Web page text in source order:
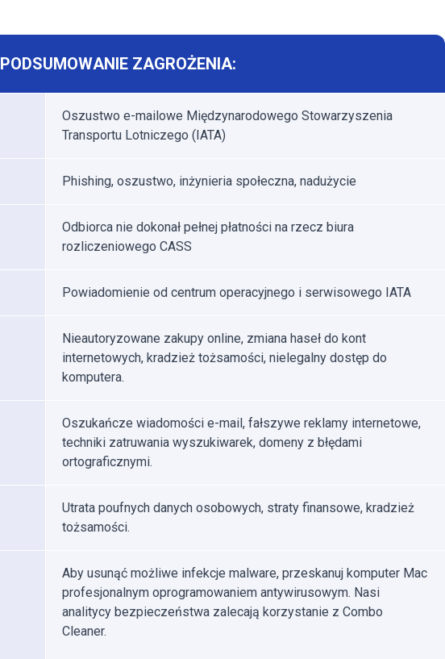
PODSUMOWANIE ZAGROŻENIA:
Oszustwo e-mailowe Międzynarodowego Stowarzyszenia
Transportu Lotniczego (IATA)
Phishing, oszustwo, inżynieria społeczna, nadużycie
Odbiorca nie dokonał pełnej płatności na rzecz biura
rozliczeniowego CASS
Powiadomienie od centrum operacyjnego i serwisowego IATA
Nieautoryzowane zakupy online, zmiana haseł do kont
internetowych, kradzież tożsamości, nielegalny dostęp do
komputera.
Oszukańcze wiadomości e-mail, fałszywe reklamy internetowe,
techniki zatruwania wyszukiwarek, domeny z błędami
ortograficznymi.
Utrata poufnych danych osobowych, straty finansowe, kradzież
tożsamości.
Aby usunąć możliwe infekcje malware, przeskanuj komputer Mac
profesjonalnym oprogramowaniem antywirusowym. Nasi
analitycy bezpieczeństwa zalecają korzystanie z Combo
Cleaner.